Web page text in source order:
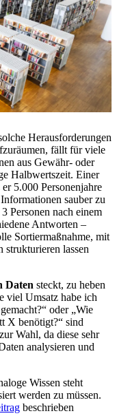
Herausforderungen
fällt für viele
aus Gewähr- oder
Halbwertszeit. Einer
5.000 Personenjahre
sauber zu
Personen nach einem
Antworten –
Sortiermaßnahme, mit
strukturieren lassen
Daten steckt, zu heben
viel Umsatz habe ich
oder „Wie
X benötigt?“ sind
Wahl, da diese sehr
analysieren und
Wissen steht
werden zu müssen.
beschrieben